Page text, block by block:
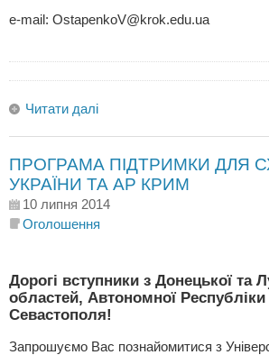
e-mail: OstapenkoV@krok.edu.ua
Читати далі
ПРОГРАМА ПІДТРИМКИ ДЛЯ
УКРАЇНИ ТА АР КРИМ
10 липня 2014
Оголошення
Дорогі вступники з Донецької та
областей, Автономної
Севастополя!
Запрошуємо Вас познайомитися з